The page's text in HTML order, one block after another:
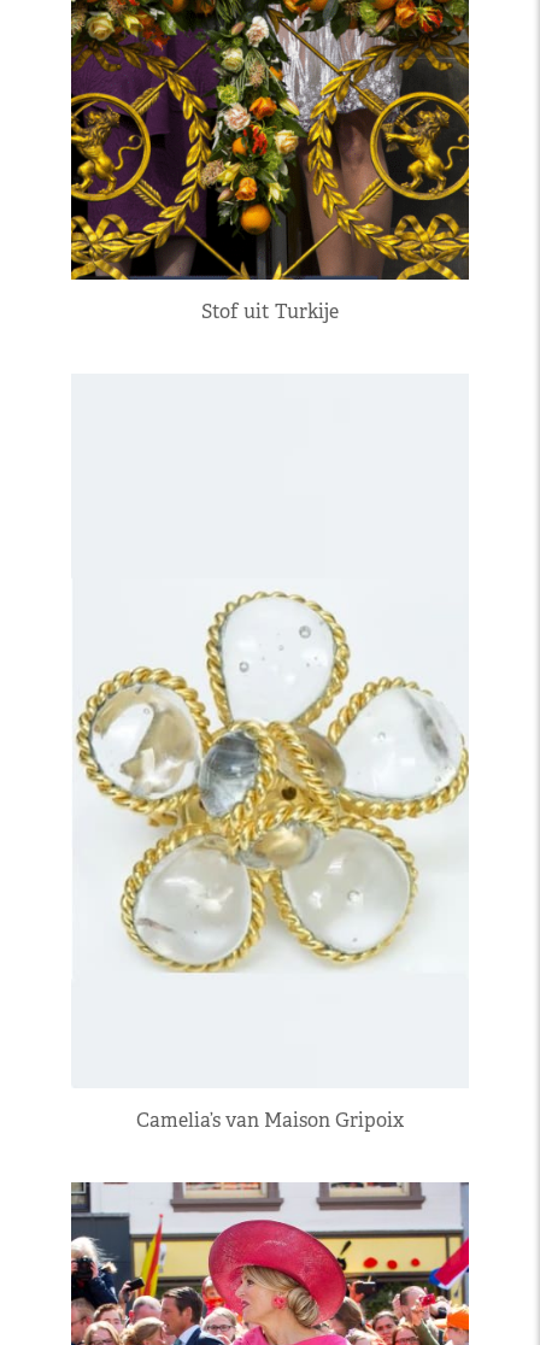
Stof uit Turkije
Camelia’s van Maison Gripoix